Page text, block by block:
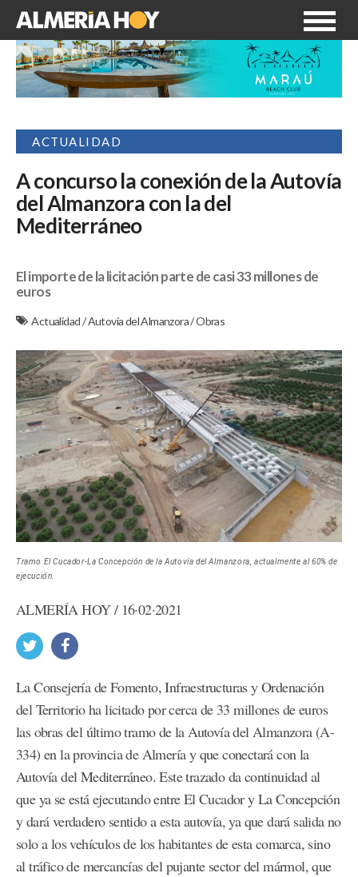
ACTUALIDAD
A concurso la conexión de la Autovía
del Almanzora con la del
Mediterráneo
El importe de la licitación parte de casi 33 millones de
euros
Actualidad/Autovía del Almanzora/Obras
Tramo El Cucador-La Concepción de la Autovía del Almanzora, actualmente al 60% de
ejecución.
ALMERÍA HOY / 16·02·2021
La Consejería de Fomento, Infraestructuras y Ordenación
del Territorio ha licitado por cerca de 33 millones de euros
las obras del último tramo de la Autovía del Almanzora (A-
334) en la provincia de Almería y que conectará con la
Autovía del Mediterráneo. Este trazado da continuidad al
que ya se está ejecutando entre El Cucador y La Concepción
y dará verdadero sentido a esta autovía, ya que dará salida no
solo a los vehículos de los habitantes de esta comarca, sino
al tráfico de mercancías del pujante sector del mármol, que